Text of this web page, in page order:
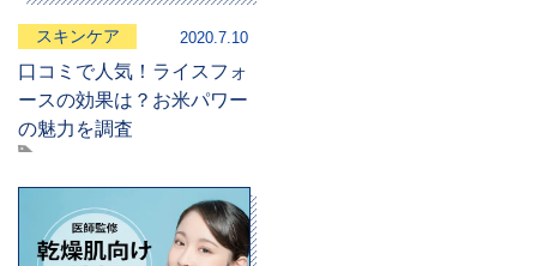
スキンケア 2020.7.10
口コミで人気！ライスフォ
ースの効果は？お米パワー
の魅力を調査